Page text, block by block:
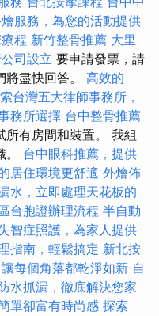
服務，為您的活動提供
程 新竹整骨推薦 大里
司設立 要申請發票，請
盡快回答。 高效的
台灣五大律師事務所，
務所選擇 台中整骨推薦
所有房間和裝置。 我組
台中眼科推薦，提供
居住環境更舒適 外燴佈
水，立即處理天花板的
台胞證辦理流程 半自動
智症照護，為家人提供
指南，輕鬆搞定 新北按
每個角落都乾淨如新 自
水抓漏，徹底解決您家
單卻富有時尚感 探索